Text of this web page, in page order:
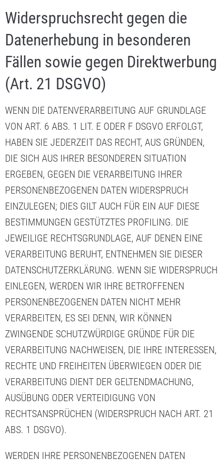
Widerspruchsrecht gegen die
Datenerhebung in besonderen
Fällen sowie gegen Direktwerbung
(Art. 21 DSGVO)
WENN DIE DATENVERARBEITUNG AUF GRUNDLAGE
VON ART. 6 ABS. 1 LIT. E ODER F DSGVO ERFOLGT,
HABEN SIE JEDERZEIT DAS RECHT, AUS GRÜNDEN,
DIE SICH AUS IHRER BESONDEREN SITUATION
ERGEBEN, GEGEN DIE VERARBEITUNG IHRER
PERSONENBEZOGENEN DATEN WIDERSPRUCH
EINZULEGEN; DIES GILT AUCH FÜR EIN AUF DIESE
BESTIMMUNGEN GESTÜTZTES PROFILING. DIE
JEWEILIGE RECHTSGRUNDLAGE, AUF DENEN EINE
VERARBEITUNG BERUHT, ENTNEHMEN SIE DIESER
DATENSCHUTZERKLÄRUNG. WENN SIE WIDERSPRUCH
EINLEGEN, WERDEN WIR IHRE BETROFFENEN
PERSONENBEZOGENEN DATEN NICHT MEHR
VERARBEITEN, ES SEI DENN, WIR KÖNNEN
ZWINGENDE SCHUTZWÜRDIGE GRÜNDE FÜR DIE
VERARBEITUNG NACHWEISEN, DIE IHRE INTERESSEN,
RECHTE UND FREIHEITEN ÜBERWIEGEN ODER DIE
VERARBEITUNG DIENT DER GELTENDMACHUNG,
AUSÜBUNG ODER VERTEIDIGUNG VON
RECHTSANSPRÜCHEN (WIDERSPRUCH NACH ART. 21
ABS. 1 DSGVO).
WERDEN IHRE PERSONENBEZOGENEN DATEN